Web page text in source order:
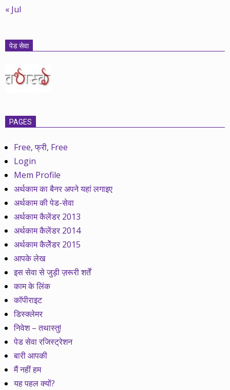
« Jul
पेड सेवा
PAGES
Free, फ्री, Free
Login
Mem Profile
अर्थकाम का बैनर अपने यहां लगाइए
अर्थकाम की पेड-सेवा
अर्थकाम कैलेंडर 2013
अर्थकाम कैलेंडर 2014
अर्थकाम कैलेेंडर 2015
आपके लेख
इस सेवा से जुड़ी ज़रूरी शर्तें
काम के लिंक
कॉपीराइट
डिस्क्लेमर
निवेश – तथास्तु!
पेड सेवा रजिस्ट्रेशन
बारी आपकी
मैं नहीं हम
यह पहल क्यों?